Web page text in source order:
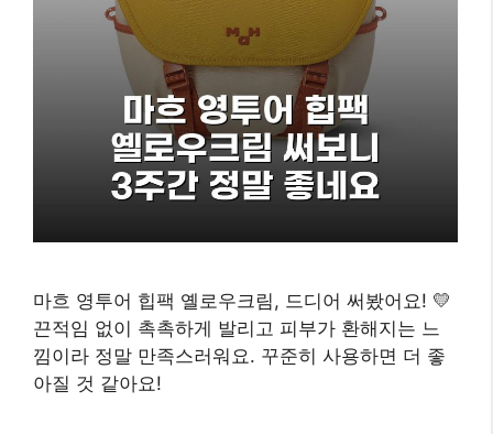
마흐 영투어 힙팩 옐로우크림, 드디어 써봤어요! 💛
끈적임 없이 촉촉하게 발리고 피부가 환해지는 느
낌이라 정말 만족스러워요. 꾸준히 사용하면 더 좋
아질 것 같아요!